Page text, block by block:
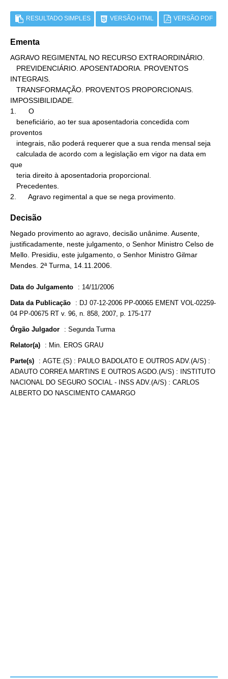
RESULTADO SIMPLES VERSÃO HTML VERSÃO PDF
Ementa
AGRAVO REGIMENTAL NO RECURSO EXTRAORDINÁRIO.
INTEGRAIS.
IMPOSSIBILIDADE.
1.      O
proventos
que
2.      Agravo regimental a que se nega provimento.
Decisão
Negado provimento ao agravo, decisão unânime. Ausente,
justificadamente, neste julgamento, o Senhor Ministro Celso de
Mello. Presidiu, este julgamento, o Senhor Ministro Gilmar
Mendes. 2ª Turma, 14.11.2006.
Data do Julgamento : 14/11/2006
Data da Publicação : DJ 07-12-2006 PP-00065 EMENT VOL-02259-
04 PP-00675 RT v. 96, n. 858, 2007, p. 175-177
Órgão Julgador : Segunda Turma
Relator(a) : Min. EROS GRAU
Parte(s) : AGTE.(S) : PAULO BADOLATO E OUTROS ADV.(A/S) :
ADAUTO CORREA MARTINS E OUTROS AGDO.(A/S) : INSTITUTO
NACIONAL DO SEGURO SOCIAL - INSS ADV.(A/S) : CARLOS
ALBERTO DO NASCIMENTO CAMARGO